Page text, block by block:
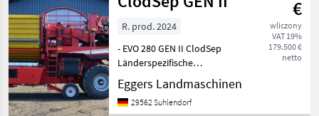
€
wliczony
VAT 19%
179.500 €
netto
R. prod. 2024
- EVO 280 GEN II ClodSep
Länderspezifische
Ausstattung für
Deutschland - Vollständige
EU Typengenehmigung -
Eggers Landmaschinen
29562 Suhlendorf